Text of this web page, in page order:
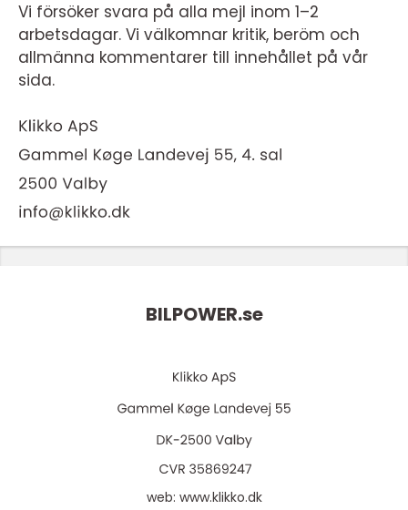
Vi försöker svara på alla mejl inom 1–2
arbetsdagar. Vi välkomnar kritik, beröm och
allmänna kommentarer till innehållet på vår
sida.
BILPOWER.se
web: www.klikko.dk